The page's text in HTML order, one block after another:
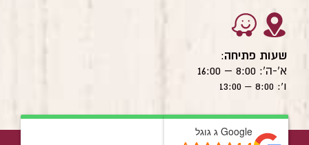
שעות פתיחה:
א'-ה': 8:00 – 16:00
ו': 8:00 – 13:00
© כל הזכויות שמורות לדלתות בכר 2022
Google ג גוגל
Google ג גוגל